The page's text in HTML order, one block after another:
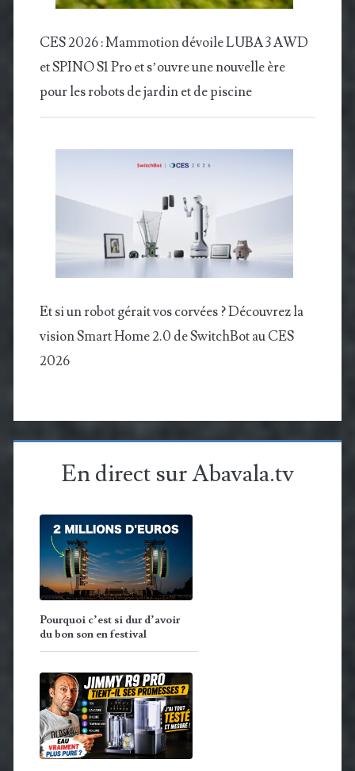
CES 2026 : Mammotion dévoile LUBA 3 AWD
et SPINO S1 Pro et s’ouvre une nouvelle ère
pour les robots de jardin et de piscine
Et si un robot gérait vos corvées ? Découvrez la
vision Smart Home 2.0 de SwitchBot au CES
2026
En direct sur Abavala.tv
Pourquoi c’est si dur d’avoir
du bon son en festival